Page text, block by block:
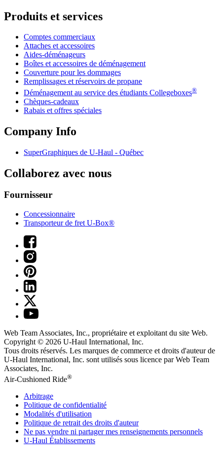
Produits et services
Comptes commerciaux
Attaches et accessoires
Aides-déménageurs
Boîtes et accessoires de déménagement
Couverture pour les dommages
Remplissages et réservoirs de propane
Déménagement au service des étudiants Collegeboxes®
Chèques-cadeaux
Rabais et offres spéciales
Company Info
SuperGraphiques de U-Haul - Québec
Collaborez avec nous
Fournisseur
Concessionnaire
Transporteur de fret U-Box®
Web Team Associates, Inc., propriétaire et exploitant du site Web.
Copyright © 2026 U-Haul International, Inc.
Tous droits réservés. Les marques de commerce et droits d'auteur de
U-Haul International, Inc. sont utilisés sous licence par Web Team
Associates, Inc.
Air-Cushioned Ride®
Arbitrage
Politique de confidentialité
Modalités d'utilisation
Politique de retrait des droits d'auteur
Ne pas vendre ni partager mes renseignements personnels
U-Haul Établissements